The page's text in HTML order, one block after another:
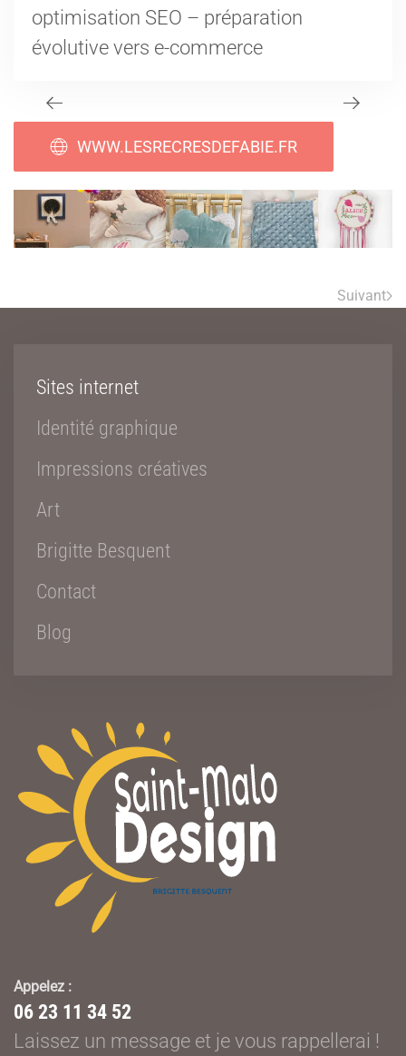
optimisation SEO – préparation
évolutive vers e-commerce
WWW.LESRECRESDEFABIE.FR
Suivant
Sites internet
Identité graphique
Impressions créatives
Art
Brigitte Besquent
Contact
Blog
Appelez :
06 23 11 34 52
Laissez un message et je vous rappellerai !